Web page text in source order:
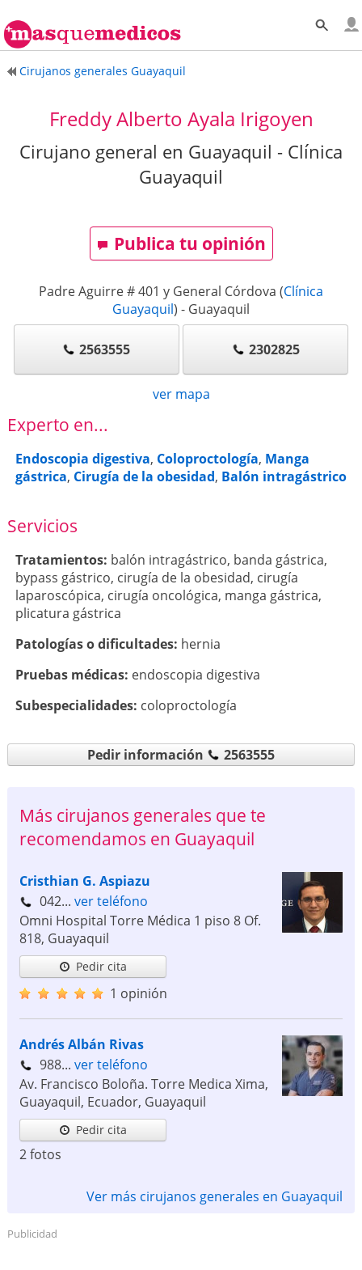
Cirujanos generales Guayaquil
Freddy Alberto Ayala Irigoyen
Cirujano general en Guayaquil - Clínica
Guayaquil
Publica tu opinión
Padre Aguirre # 401 y General Córdova (Clínica
Guayaquil) - Guayaquil
2563555 2302825
ver mapa
Experto en...
Endoscopia digestiva, Coloproctología, Manga
gástrica, Cirugía de la obesidad, Balón intragástrico
Servicios
Tratamientos: balón intragástrico, banda gástrica,
bypass gástrico, cirugía de la obesidad, cirugía
laparoscópica, cirugía oncológica, manga gástrica,
plicatura gástrica
Patologí­as o dificultades: hernia
Pruebas médicas: endoscopia digestiva
Subespecialidades: coloproctología
Pedir información 2563555
Más cirujanos generales que te
recomendamos en Guayaquil
Cristhian G. Aspiazu
042... ver teléfono
Omni Hospital Torre Médica 1 piso 8 Of.
818, Guayaquil
Pedir cita
1 opinión
Andrés Albán Rivas
988... ver teléfono
Av. Francisco Boloña. Torre Medica Xima,
Guayaquil, Ecuador, Guayaquil
Pedir cita
2 fotos
Ver más cirujanos generales en Guayaquil
Publicidad